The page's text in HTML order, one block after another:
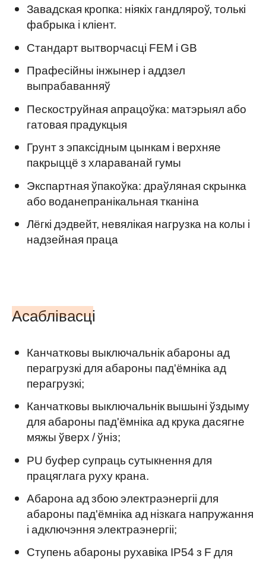
Завадская кропка: ніякіх гандляроў, толькі
фабрыка і кліент.
Стандарт вытворчасці FEM і GB
Прафесійны інжынер і аддзел
выпрабаванняў
Пескоструйная апрацоўка: матэрыял або
гатовая прадукцыя
Грунт з эпаксідным цынкам і верхняе
пакрыццё з хлараванай гумы
Экспартная ўпакоўка: драўляная скрынка
або воданепранікальная тканіна
Лёгкі дэдвейт, невялікая нагрузка на колы і
надзейная праца
Асаблівасці
Канчатковы выключальнік абароны ад
перагрузкі для абароны пад'ёмніка ад
перагрузкі;
Канчатковы выключальнік вышыні ўздыму
для абароны пад'ёмніка ад крука дасягне
мяжы ўверх / ўніз;
PU буфер супраць сутыкнення для
працяглага руху крана.
Абарона ад збою электраэнергіі для
абароны пад'ёмніка ад нізкага напружання
і адключэння электраэнергіі;
Ступень абароны рухавіка IP54 з F для